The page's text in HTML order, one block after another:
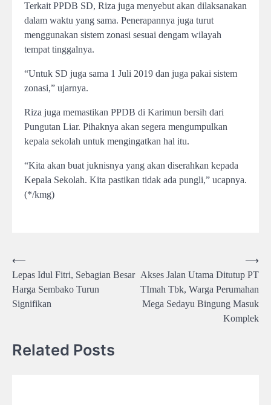
Terkait PPDB SD, Riza juga menyebut akan dilaksanakan
dalam waktu yang sama. Penerapannya juga turut
menggunakan sistem zonasi sesuai dengam wilayah
tempat tinggalnya.
“Untuk SD juga sama 1 Juli 2019 dan juga pakai sistem
zonasi,” ujarnya.
Riza juga memastikan PPDB di Karimun bersih dari
Pungutan Liar. Pihaknya akan segera mengumpulkan
kepala sekolah untuk mengingatkan hal itu.
“Kita akan buat juknisnya yang akan diserahkan kepada
Kepala Sekolah. Kita pastikan tidak ada pungli,” ucapnya.
(*/kmg)
Post
navigation
⟵
Lepas Idul Fitri, Sebagian Besar
Harga Sembako Turun
Signifikan
Akses Jalan Utama Ditutup PT
TImah Tbk, Warga Perumahan
Mega Sedayu Bingung Masuk
Komplek
⟶
Related Posts